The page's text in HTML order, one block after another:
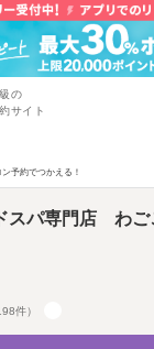
の
サイト
予約でつかえる！
スパ専門店 わご
件）